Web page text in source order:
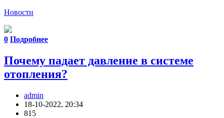
Новости
0 Подробнее
Почему падает давление в системе
отопления?
admin
18-10-2022, 20:34
815